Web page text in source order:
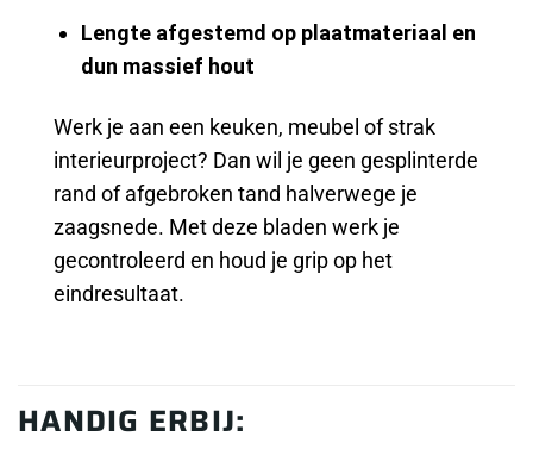
Lengte afgestemd op plaatmateriaal en
dun massief hout
Werk je aan een keuken, meubel of strak
interieurproject? Dan wil je geen gesplinterde
rand of afgebroken tand halverwege je
zaagsnede. Met deze bladen werk je
gecontroleerd en houd je grip op het
eindresultaat.
HANDIG ERBIJ: